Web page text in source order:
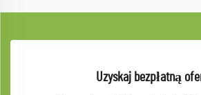
Uzyskaj bezpłatną